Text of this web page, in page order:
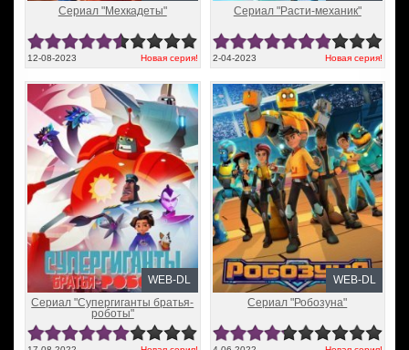
Сериал "Мехкадеты"
12-08-2023 Новая серия!
Сериал "Расти-механик"
2-04-2023 Новая серия!
WEB-DL
Сериал "Супергиганты братья-
роботы"
WEB-DL
Сериал "Робозуна"